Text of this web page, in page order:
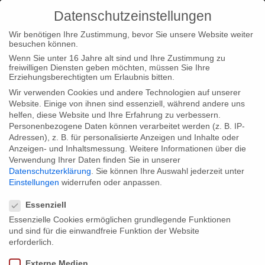
Home Startseite
CPH:DOX präsentiert: Paneuropäische
Weltpremiere von 1989 – POKER AM TODESZAUN
CPH:DOX präsentiert: Paneuropäische
Weltpremiere von 1989 – POKER AM
Anlässlich des 25-jährigen Jubiläums des Berliner Mauerfalls
Datenschutzeinstellungen
Wir benötigen Ihre Zustimmung, bevor Sie unsere Website weiter
besuchen können.
Wenn Sie unter 16 Jahre alt sind und Ihre Zustimmung zu
freiwilligen Diensten geben möchten, müssen Sie Ihre
Erziehungsberechtigten um Erlaubnis bitten.
Wir verwenden Cookies und andere Technologien auf unserer
Website. Einige von ihnen sind essenziell, während andere uns
helfen, diese Website und Ihre Erfahrung zu verbessern.
Personenbezogene Daten können verarbeitet werden (z. B. IP-
Adressen), z. B. für personalisierte Anzeigen und Inhalte oder
Anzeigen- und Inhaltsmessung. Weitere Informationen über die
Verwendung Ihrer Daten finden Sie in unserer
Datenschutzerklärung
Sie können Ihre Auswahl jederzeit unter
Einstellungen widerrufen oder anpassen.
Essenziell
Essenzielle Cookies ermöglichen grundlegende Funktionen
und sind für die einwandfreie Funktion der Website
erforderlich.